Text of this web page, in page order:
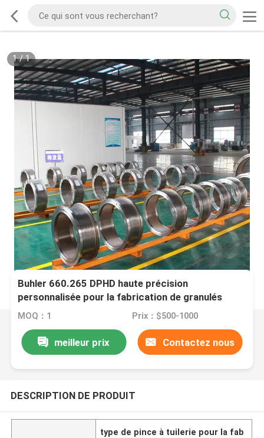
1/1
Buhler 660.265 DPHD haute précision
personnalisée pour la fabrication de granulés
MOQ：1 Prix：$500-1000
meilleur prix Contactez nous
DESCRIPTION DE PRODUIT
type de pince à tuilerie pour la fab